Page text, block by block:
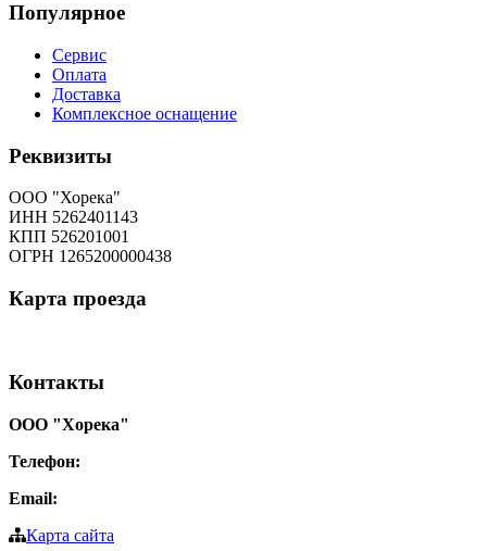
Популярное
Сервис
Оплата
Доставка
Комплексное оснащение
Реквизиты
ООО "Хорека"
ИНН 5262401143
КПП 526201001
ОГРН 1265200000438
Карта проезда
Контакты
ООО "Хорека"
Телефон:
Email:
Карта сайта